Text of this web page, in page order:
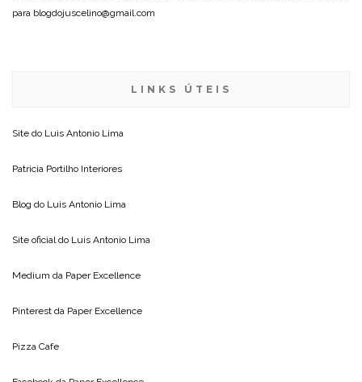
para blogdojuscelino@gmail.com
LINKS ÚTEIS
Site do Luis Antonio Lima
Patricia Portilho Interiores
Blog do Luis Antonio Lima
Site oficial do Luis Antonio Lima
Medium da Paper Excellence
Pinterest da Paper Excellence
Pizza Cafe